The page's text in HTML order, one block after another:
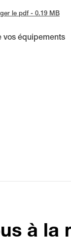
le pdf - 0.19 MB
vos équipements
à la